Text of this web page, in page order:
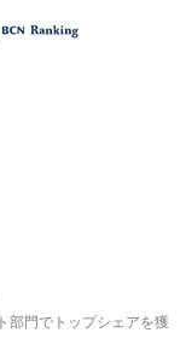
部門でトップシェアを獲